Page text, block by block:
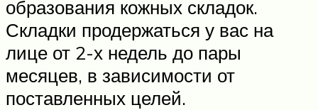
образования кожных складок.
Складки продержаться у вас на
лице от 2-х недель до пары
месяцев, в зависимости от
поставленных целей.